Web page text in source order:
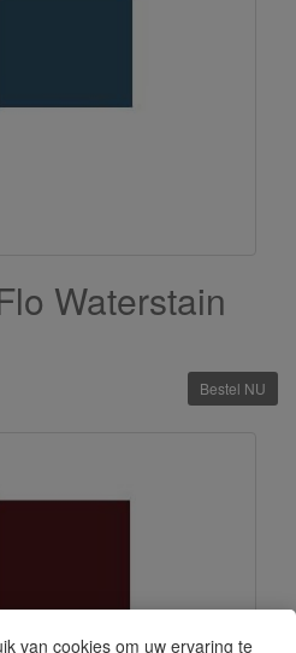
van cookies om uw ervaring te
Waterstain
Bestel NU